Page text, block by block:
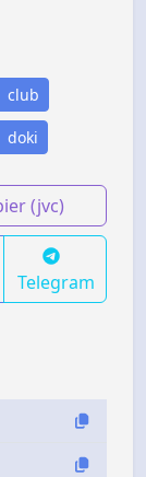
club
doki
(jvc)
Telegram